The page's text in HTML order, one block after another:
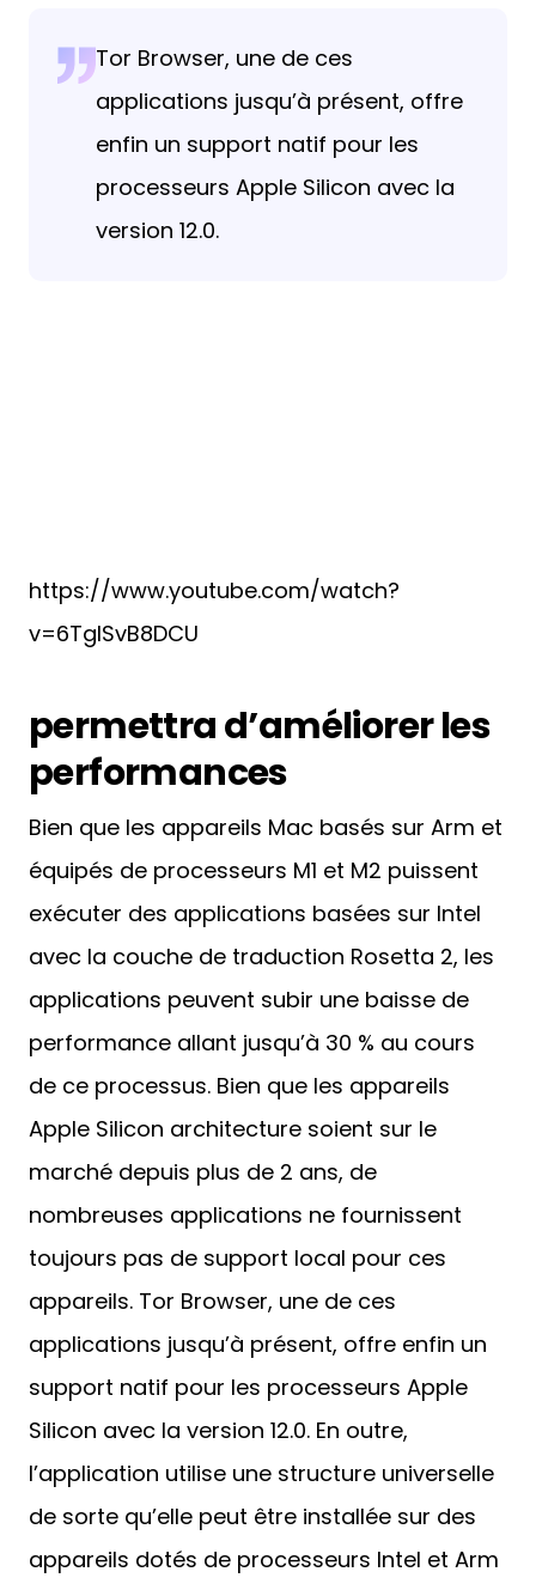
Tor Browser, une de ces
applications jusqu’à présent, offre
enfin un support natif pour les
processeurs Apple Silicon avec la
version 12.0.
https://www.youtube.com/watch?
v=6TgISvB8DCU
permettra d’améliorer les
performances
Bien que les appareils Mac basés sur Arm et
équipés de processeurs M1 et M2 puissent
exécuter des applications basées sur Intel
avec la couche de traduction Rosetta 2, les
applications peuvent subir une baisse de
performance allant jusqu’à 30 % au cours
de ce processus. Bien que les appareils
Apple Silicon architecture soient sur le
marché depuis plus de 2 ans, de
nombreuses applications ne fournissent
toujours pas de support local pour ces
appareils. Tor Browser, une de ces
applications jusqu’à présent, offre enfin un
support natif pour les processeurs Apple
Silicon avec la version 12.0. En outre,
l’application utilise une structure universelle
de sorte qu’elle peut être installée sur des
appareils dotés de processeurs Intel et Arm